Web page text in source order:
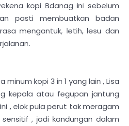
kopi Bdanag ini sebelum
pasti membuatkan badan
mengantuk, letih, lesu dan
minum kopi 3 in 1 yang lain , Lisa
kepala atau fegupan jantung
, elok pula perut tak meragam
, jadi kandungan dalam